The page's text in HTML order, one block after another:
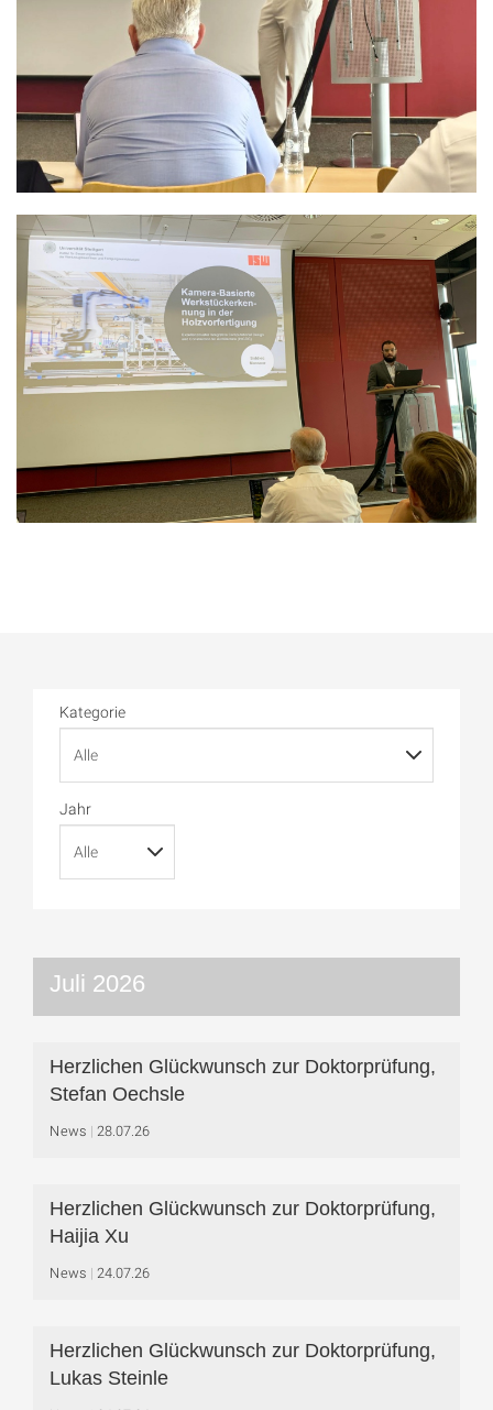
Kategorie
Jahr
Juli 2026
Herzlichen Glückwunsch zur Doktorprüfung,
Stefan Oechsle
News 28.07.26
Herzlichen Glückwunsch zur Doktorprüfung,
Haijia Xu
News 24.07.26
Herzlichen Glückwunsch zur Doktorprüfung,
Lukas Steinle